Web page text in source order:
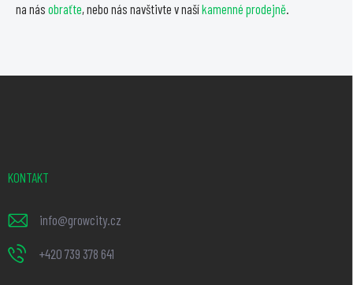
na nás obraťte, nebo nás navštivte v našíkamenné prodejně.
KONTAKT
info@growcity.cz
+420 739 378 641